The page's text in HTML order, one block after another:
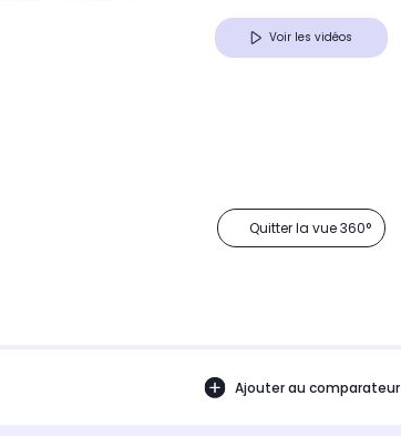
Voir les vidéos
Quitter la vue 360°
Ajouter au comparateur